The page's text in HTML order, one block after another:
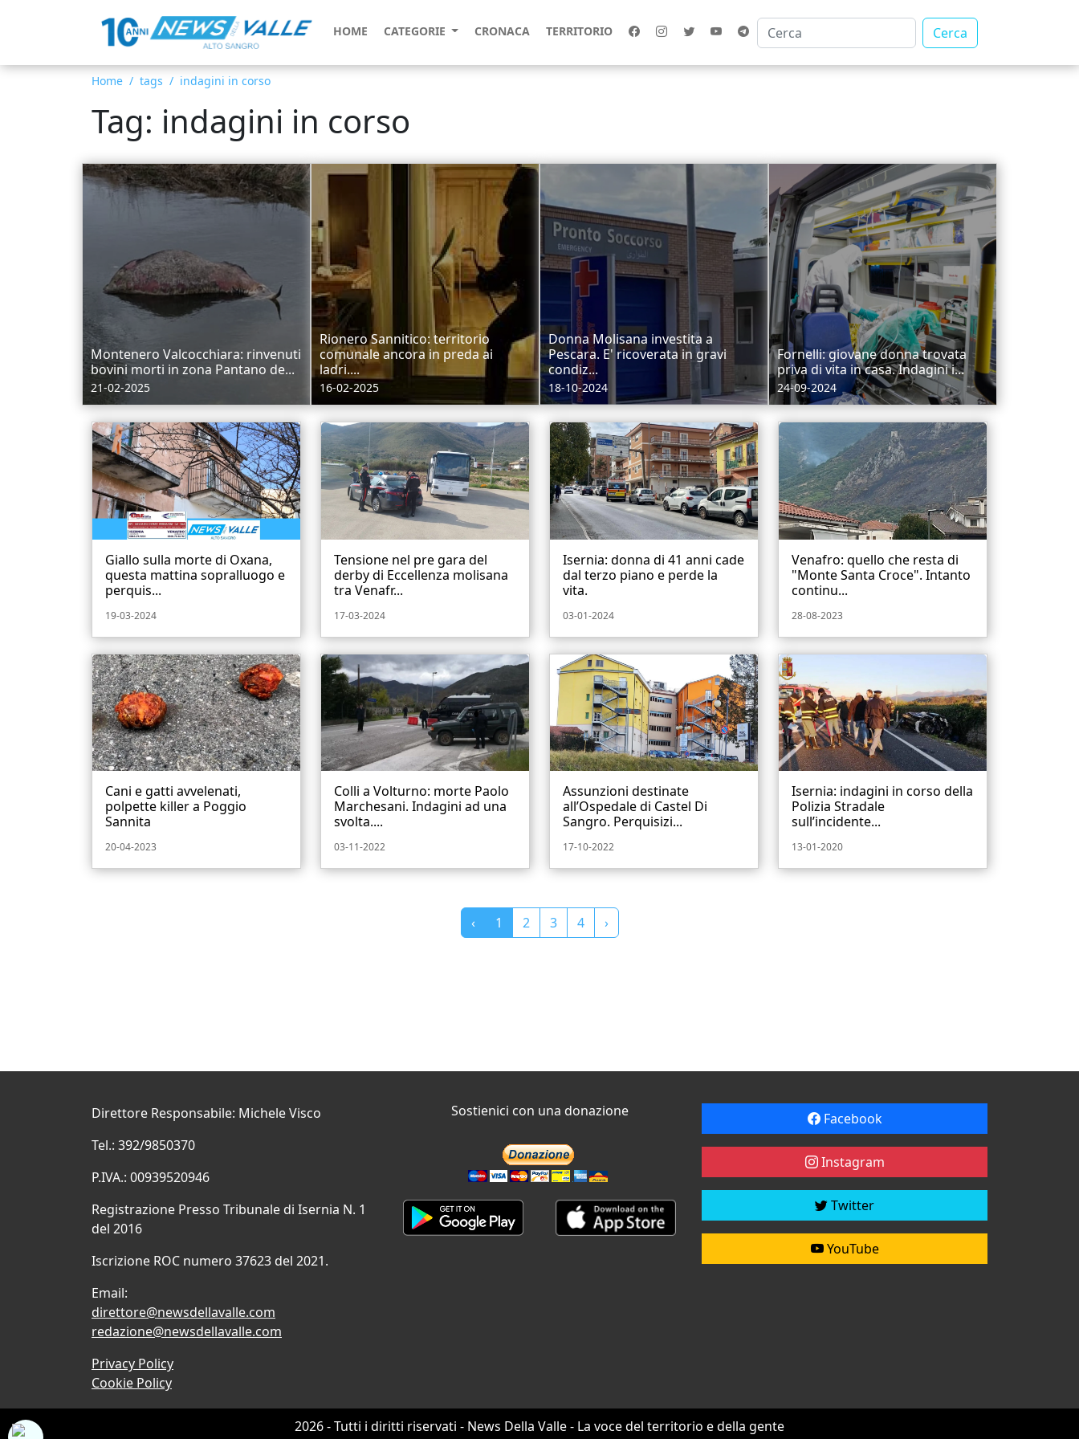
HOME CATEGORIE CRONACA TERRITORIO Cerca
Home tags indagini in corso
Tag: indagini in corso
Montenero Valcocchiara: rinvenuti
bovini morti in zona Pantano de...
21-02-2025
Rionero Sannitico: territorio
comunale ancora in preda ai
ladri....
16-02-2025
Donna Molisana investita a
Pescara. E' ricoverata in gravi
condiz...
18-10-2024
Fornelli: giovane donna trovata
priva di vita in casa. Indagini i...
24-09-2024
Giallo sulla morte di Oxana,
questa mattina sopralluogo e
perquis...
19-03-2024
Tensione nel pre gara del
derby di Eccellenza molisana
tra Venafr...
17-03-2024
Isernia: donna di 41 anni cade
dal terzo piano e perde la
vita.
03-01-2024
Venafro: quello che resta di
"Monte Santa Croce". Intanto
continu...
28-08-2023
Cani e gatti avvelenati,
polpette killer a Poggio
Sannita
20-04-2023
Colli a Volturno: morte Paolo
Marchesani. Indagini ad una
svolta....
03-11-2022
Assunzioni destinate
all’Ospedale di Castel Di
Sangro. Perquisizi...
17-10-2022
Isernia: indagini in corso della
Polizia Stradale
sull’incidente...
13-01-2020
‹ 1 2 3 4 ›
Direttore Responsabile: Michele Visco
Tel.: 392/9850370
P.IVA.: 00939520946
Registrazione Presso Tribunale di Isernia N. 1
del 2016
Iscrizione ROC numero 37623 del 2021.
Email:
direttore@newsdellavalle.com
redazione@newsdellavalle.com
Privacy Policy
Cookie Policy
Sostienici con una donazione Facebook
Instagram
Twitter
YouTube
2026 - Tutti i diritti riservati - News Della Valle - La voce del territorio e della gente